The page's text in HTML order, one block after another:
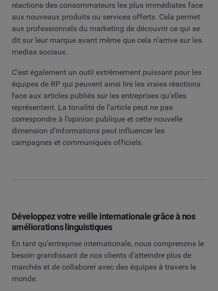
réactions des consommateurs les plus immédiates face
aux nouveaux produits ou services offerts. Cela permet
aux professionnels du marketing de découvrir ce qui se
dit sur leur marque avant même que cela n’arrive sur les
medias sociaux.
C’est également un outil extrêmement puissant pour les
équipes de RP qui peuvent ainsi lire les vraies réactions
face aux articles publiés sur les entreprises qu’elles
représentent. La tonalité de l’article peut ne pas
correspondre à l’opinion publique et cette nouvelle
dimension d’informations peut influencer les
campagnes et communiqués officiels.
Développez votre veille internationale grâce à nos
améliorations linguistiques
En tant qu’entreprise internationale, nous comprenons le
besoin grandissant de nos clients d’atteindre plus de
marchés et de collaborer avec des équipes à travers le
monde.